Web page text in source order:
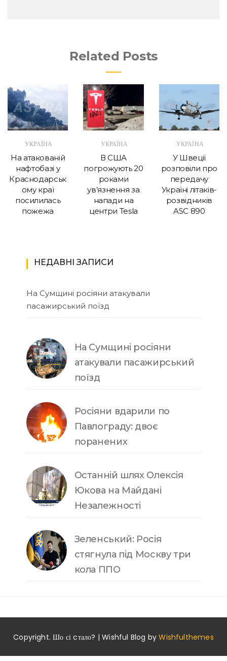
Related Posts
УКРАЇНА
На атакованій
нафтобазі у
Краснодарськ
ому краї
посилилась
пожежа
УКРАЇНА
В США
погрожують 20
роками
ув’язнення за
напади на
центри Tesla
УКРАЇНА
У Швеції
розповіли про
передачу
Україні літаків-
розвідників
ASC 890
НЕДАВНІ ЗАПИСИ
На Сумщині росіяни атакували
пасажирський поїзд
На Сумщині росіяни
атакували пасажирський
поїзд
Росіяни вдарили по
Павлограду: двоє
поранених
Останній шлях Олексія
Юкова на Майдані
Незалежності
Зеленський: Росія
стягнула під Москву три
кола ППО
Copyright. Шо сі cтало? | Wishful Blog byWishfulthemes